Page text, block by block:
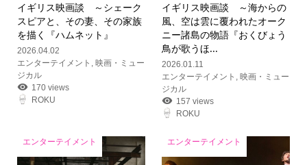
イギリス映画談 ～シェーク
スピアと、その妻、その家族
を描く『ハムネット』
2026.04.02
エンターテイメント , 映画・ミュー
ジカル
170 views
ROKU
イギリス映画談 ～海からの
風、空は雲に覆われたオーク
ニー諸島の物語『おくびょう
鳥が歌うほ...
2026.01.11
エンターテイメント , 映画・ミュー
ジカル
157 views
ROKU
エンターテイメント エンターテイメント